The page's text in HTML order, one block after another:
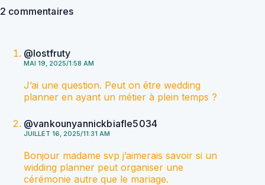
2 commentaires
@lostfruty
MAI 19, 2025/1:58 AM
J’ai une question. Peut on être wedding
planner en ayant un métier à plein temps ?
@vankounyannickbiafle5034
JUILLET 16, 2025/11:31 AM
Bonjour madame svp j’aimerais savoir si un
widding planner peut organiser une
cérémonie autre que le mariage.